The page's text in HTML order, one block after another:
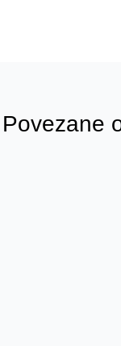
Povezane